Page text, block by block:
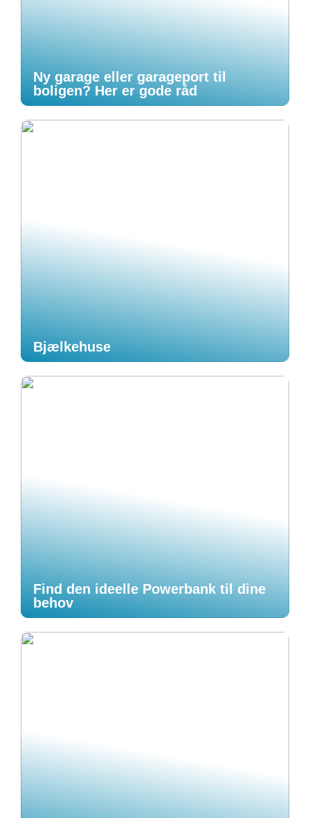
Ny garage eller garageport til
boligen? Her er gode råd
Bjælkehuse
Find den ideelle Powerbank til dine
behov